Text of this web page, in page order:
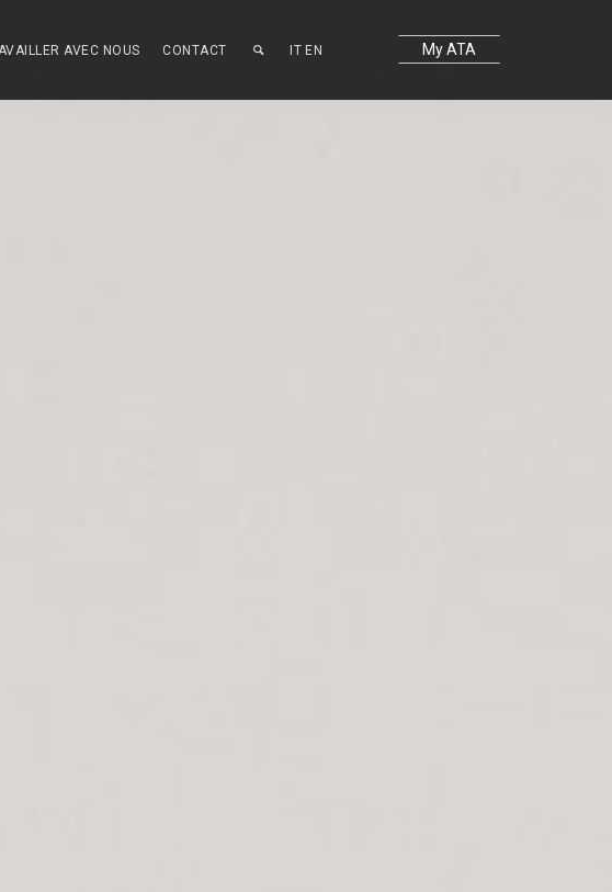
AVEC NOUS CONTACT IT EN My ATA